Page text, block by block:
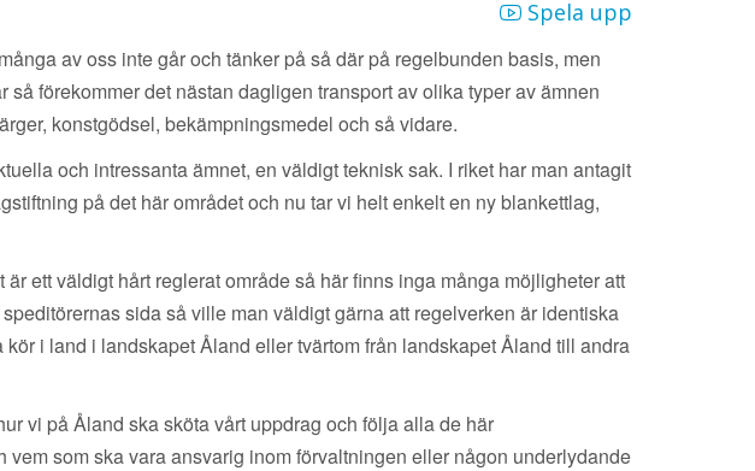
Spela upp
av oss inte går och tänker på så där på regelbunden basis, men
förekommer det nästan dagligen transport av olika typer av ämnen
konstgödsel, bekämpningsmedel och så vidare.
och intressanta ämnet, en väldigt teknisk sak. I riket har man antagit
på det här området och nu tar vi helt enkelt en ny blankettlag,
ett väldigt hårt reglerat område så här finns inga många möjligheter att
sida så ville man väldigt gärna att regelverken är identiska
i land i landskapet Åland eller tvärtom från landskapet Åland till andra
vi på Åland ska sköta vårt uppdrag och följa alla de här
som ska vara ansvarig inom förvaltningen eller någon underlydande